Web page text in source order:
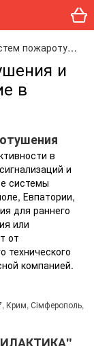
и
в
в
и
системы
Евпатории,
для раннего
или
от
технического
компанией.
Крим, Сімферополь,